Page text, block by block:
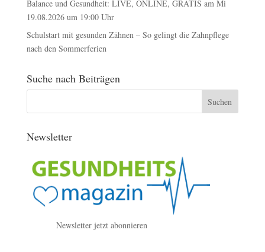
Balance und Gesundheit: LIVE, ONLINE, GRATIS am Mi
19.08.2026 um 19:00 Uhr
Schulstart mit gesunden Zähnen – So gelingt die Zahnpflege
nach den Sommerferien
Suche nach Beiträgen
Newsletter
Newsletter jetzt abonnieren